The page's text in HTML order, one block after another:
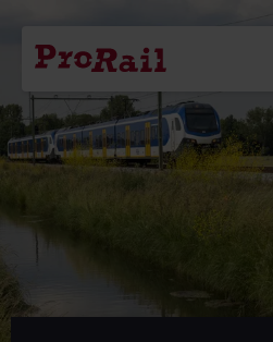
Navigatie
Homepage
ProRail